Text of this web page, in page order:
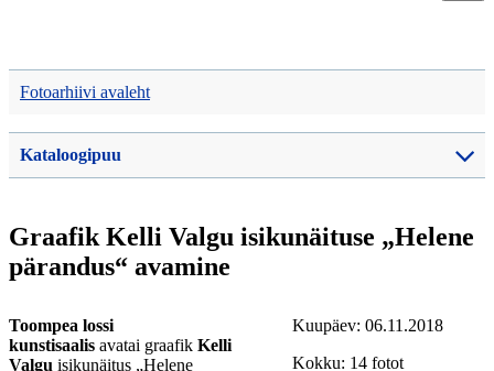
Fotoarhiivi avaleht
Kataloogipuu
Graafik Kelli Valgu isikunäituse „Helene
pärandus“ avamine
Kuupäev: 06.11.2018
Kokku: 14 fotot
Toompea lossi
kunstisaalis avatai graafik Kelli
Valgu isikunäitus „Helene